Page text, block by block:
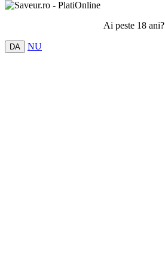
Ai peste 18 ani?
DA NU